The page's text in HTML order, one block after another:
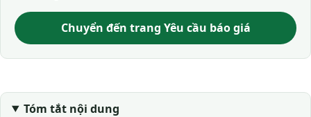
Tóm tắt nội dung
Chuyển đến trang Yêu cầu báo giá